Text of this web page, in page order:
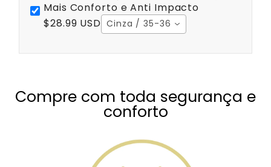
Mais Conforto e Anti Impacto
$28.99 USD Cinza / 35-36
Compre com toda segurança e
conforto